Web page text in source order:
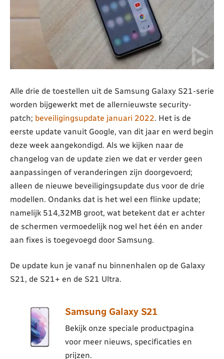
Alle drie de toestellen uit de Samsung Galaxy S21-serie
worden bijgewerkt met de allernieuwste security-
patch; beveiligingsupdate januari 2022. Het is de
eerste update vanuit Google, van dit jaar en werd begin
deze week aangekondigd. Als we kijken naar de
changelog van de update zien we dat er verder geen
aanpassingen of veranderingen zijn doorgevoerd;
alleen de nieuwe beveiligingsupdate dus voor de drie
modellen. Ondanks dat is het wel een flinke update;
namelijk 514,32MB groot, wat betekent dat er achter
de schermen vermoedelijk nog wel het één en ander
aan fixes is toegevoegd door Samsung.
De update kun je vanaf nu binnenhalen op de Galaxy
S21, de S21+ en de S21 Ultra.
Samsung Galaxy S21
Bekijk onze speciale productpagina
voor meer nieuws, specificaties en
prijzen.